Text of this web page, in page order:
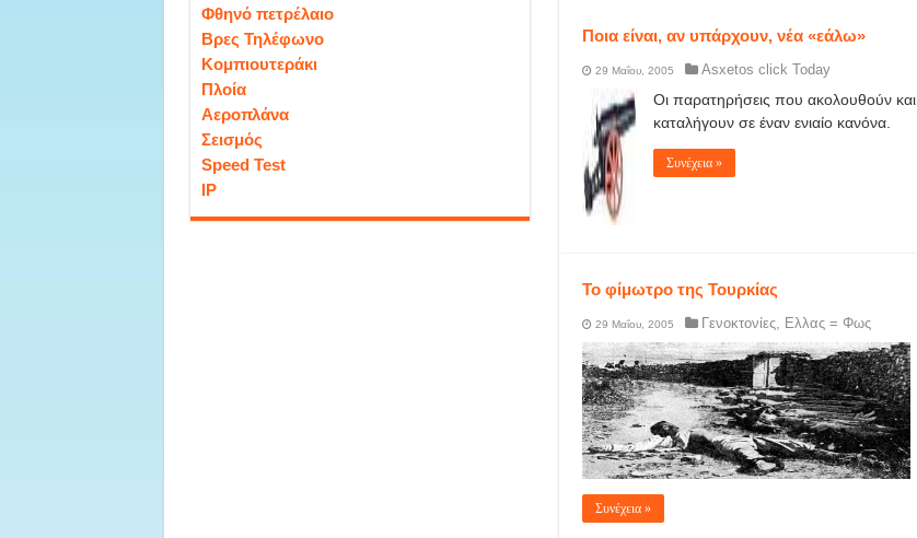
Ποια είναι, αν υπάρχουν, νέα «εάλω»
29 Μαΐου, 2005 Asxetos click Today
Οι παρατηρήσεις που ακολουθούν
καταλήγουν σε έναν ενιαίο κανόνα.
Συνέχεια »
Το φίμωτρο της Τουρκίας
29 Μαΐου, 2005 Γενοκτονίες, Ελλας = Φως
Συνέχεια »
Φθηνό πετρέλαιο
Βρες Τηλέφωνο
Κομπιουτεράκι
Πλοία
Αεροπλάνα
Σεισμός
Speed Test
IP